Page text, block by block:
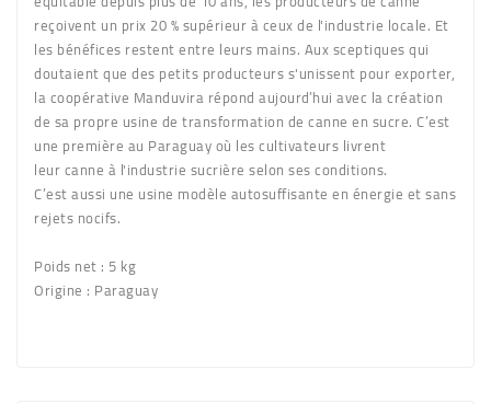
reçoivent un prix 20 % supérieur àceux de l'industrie locale. Et
les bénéfices restent entre leurs mains. Aux sceptiques qui
doutaient que des petits producteurs s'unissent pour exporter,
la coopérative Manduvira répond aujourd’hui avec la création
de sa propre usine de transformation de canne en sucre. C’est
une première au Paraguay où les cultivateurs livrent
leurcanne à l'industrie sucrière selon ses conditions.
C’estaussi une usine modèle autosuffisante en énergie et sans
rejets nocifs.
Poids net : 5 kg
Origine : Paraguay